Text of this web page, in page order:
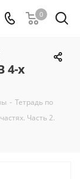
0
4-х
- Тетрадь по
Часть 2.